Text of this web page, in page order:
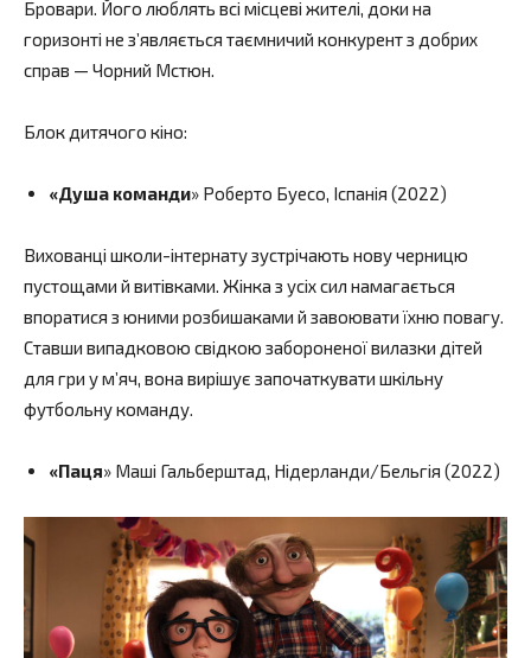
Бровари. Його люблять всі місцеві жителі, доки на
горизонті не з’являється таємничий конкурент з добрих
справ — Чорний Мстюн.
Блок дитячого кіно:
«Душа команди» Роберто Буесо, Іспанія (2022)
Вихованці школи-інтернату зустрічають нову черницю
пустощами й витівками. Жінка з усіх сил намагається
впоратися з юними розбишаками й завоювати їхню повагу.
Ставши випадковою свідкою забороненої вилазки дітей
для гри у м’яч, вона вирішує започаткувати шкільну
футбольну команду.
«Паця» Маші Гальберштад, Нідерланди/Бельгія (2022)